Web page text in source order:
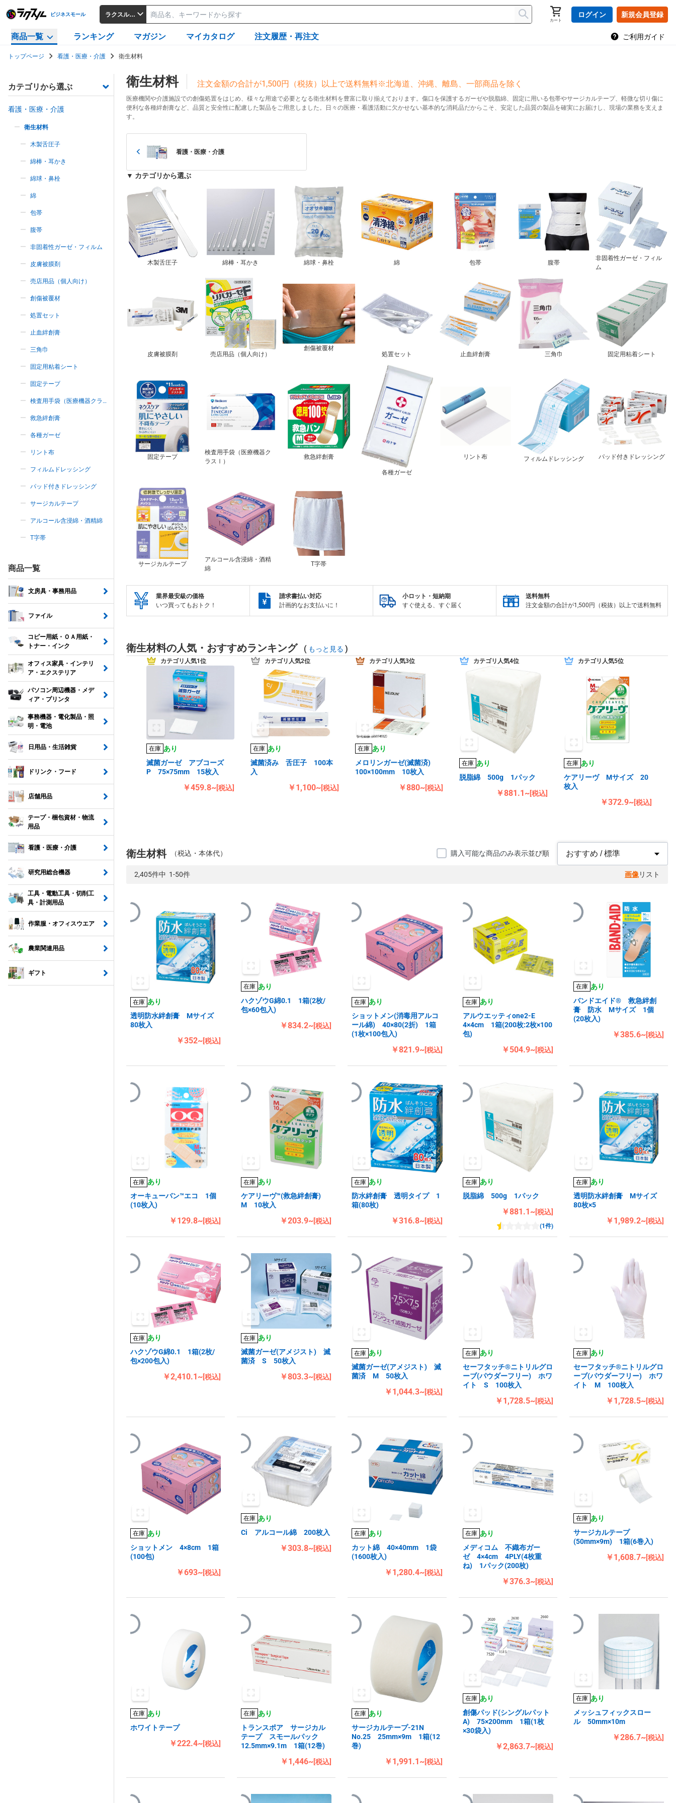
ビジネスモール ラクスルビジネスモール
カート
ログイン 新規会員登録
商品一覧 ランキング マガジン マイカタログ 注文履歴・再注文 ご利用ガイド
トップページ 看護・医療・介護 衛生材料
カテゴリから選ぶ
看護・医療・介護
衛生材料
木製舌圧子
綿棒・耳かき
綿球・鼻栓
綿
包帯
腹帯
非固着性ガーゼ・フィルム
皮膚被膜剤
売店用品（個人向け）
創傷被覆材
処置セット
止血絆創膏
三角巾
固定用粘着シート
固定テープ
検査用手袋（医療機器クラス
救急絆創膏
各種ガーゼ
リント布
フィルムドレッシング
パッド付きドレッシング
サージカルテープ
アルコール含浸綿・酒精綿
T字帯
商品一覧
文房具・事務用品
ファイル
コピー用紙・ＯＡ用紙・
トナー・インク
オフィス家具・インテリ
ア・エクステリア
パソコン周辺機器・メデ
ィア・プリンタ
事務機器・電化製品・照
明・電池
日用品・生活雑貨
ドリンク・フード
店舗用品
テープ・梱包資材・物流
用品
看護・医療・介護
研究用総合機器
工具・電動工具・切削工
具・計測用品
作業服・オフィスウエア
農業関連用品
ギフト
衛生材料 注文金額の合計が1,500円（税抜）以上で送料無料※北海道、沖縄、離島、一部商品を除く
医療機関や介護施設での創傷処置をはじめ、様々な用途で必要となる衛生材料を豊富に取り揃えております。傷口を保護するガーゼや脱脂綿、固定に用いる包帯やサージカルテープ、軽微な切り傷に
便利な各種絆創膏など、品質と安全性に配慮した製品をご用意しました。日々の医療・看護活動に欠かせない基本的な消耗品だからこそ、安定した品質の製品を確実にお届けし、現場の業務を支えま
す。
看護・医療・介護
▼ カテゴリから選ぶ
木製舌圧子 綿棒・耳かき 綿球・鼻栓 綿 包帯 腹帯
非固着性ガーゼ・フィル
ム
皮膚被膜剤 売店用品（個人向け）
創傷被覆材
処置セット
止血絆創膏 三角巾 固定用粘着シート
固定テープ
検査用手袋（医療機器ク
ラスⅠ）
救急絆創膏
各種ガーゼ
リント布 フィルムドレッシング パッド付きドレッシング
サージカルテープ
アルコール含浸綿・酒精
綿
T字帯
業界最安級の価格
いつ買ってもおトク！
請求書払い対応
計画的なお支払いに！
小ロット・短納期
すぐ使える、すぐ届く
送料無料
注文金額の合計が1,500円（税抜）以上で送料無料
衛生材料の人気・おすすめランキング ( もっと見る )
カテゴリ人気1位
在庫 あり
滅菌ガーゼ アブコーズ
P 75×75mm 15枚入
￥459.8~[税込]
カテゴリ人気2位
在庫 あり
滅菌済み 舌圧子 100本
入
￥1,100~[税込]
カテゴリ人気3位
在庫 あり
メロリンガーゼ(滅菌済)
100×100mm 10枚入
￥880~[税込]
カテゴリ人気4位
在庫 あり
脱脂綿 500g 1パック
￥881.1~[税込]
カテゴリ人気5位
在庫 あり
ケアリーヴ Mサイズ 20
枚入
￥372.9~[税込]
衛生材料 （税込・本体代） 購入可能な商品のみ表示並び順
2,405件中 1-50件 画像 リスト
在庫 あり
透明防水絆創膏 Mサイズ
80枚入
￥352~[税込]
在庫 あり
ハクゾウG綿0.1 1箱(2枚/
包×60包入)
￥834.2~[税込]
在庫 あり
ショットメン(消毒用アルコ
ール綿) 40×80(2折) 1箱
(1枚×100包入)
￥821.9~[税込]
在庫 あり
アルウエッティone2-E
4×4cm 1箱(200枚:2枚×100
包)
￥504.9~[税込]
在庫 あり
バンドエイド® 救急絆創
膏 防水 Mサイズ 1個
(20枚入)
￥385.6~[税込]
在庫 あり
オーキューバン™エコ 1個
(10枚入)
￥129.8~[税込]
在庫 あり
ケアリーヴ™(救急絆創膏)
M 10枚入
￥203.9~[税込]
在庫 あり
防水絆創膏 透明タイプ 1
箱(80枚)
￥316.8~[税込]
在庫 あり
脱脂綿 500g 1パック
￥881.1~[税込]
(1件)
在庫 あり
透明防水絆創膏 Mサイズ
80枚×5
￥1,989.2~[税込]
在庫 あり
ハクゾウG綿0.1 1箱(2枚/
包×200包入)
￥2,410.1~[税込]
在庫 あり
滅菌ガーゼ(アメジスト) 滅
菌済 S 50枚入
￥803.3~[税込]
在庫 あり
滅菌ガーゼ(アメジスト) 滅
菌済 M 50枚入
￥1,044.3~[税込]
在庫 あり
セーフタッチ®ニトリルグロ
ーブ(パウダーフリー) ホワ
イト S 100枚入
￥1,728.5~[税込]
在庫 あり
セーフタッチ®ニトリルグロ
ーブ(パウダーフリー) ホワ
イト M 100枚入
￥1,728.5~[税込]
在庫 あり
ショットメン 4×8cm 1箱
(100包)
￥693~[税込]
在庫 あり
Ci アルコール綿 200枚入
￥303.8~[税込]
在庫 あり
カット綿 40×40mm 1袋
(1600枚入)
￥1,280.4~[税込]
在庫 あり
メディコム 不織布ガー
ゼ 4×4cm 4PLY(4枚重
ね) 1パック(200枚)
￥376.3~[税込]
在庫 あり
サージカルテープ
(50mm×9m) 1箱(6巻入)
￥1,608.7~[税込]
在庫 あり
ホワイトテープ
￥222.4~[税込]
在庫 あり
トランスポア サージカル
テープ スモールパック
12.5mm×9.1m 1箱(12巻)
￥1,446~[税込]
在庫 あり
サージカルテープ-21N
No.25 25mm×9m 1箱(12
巻)
￥1,991.1~[税込]
在庫 あり
創傷パッド(シングルパット
A) 75×200mm 1箱(1枚
×30袋入)
￥2,863.7~[税込]
在庫 あり
メッシュフィックスロー
ル 50mm×10m
￥286.7~[税込]